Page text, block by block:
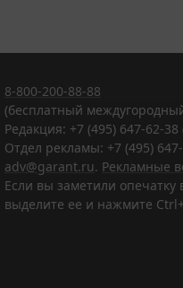
8-800-200-88-88
(бесплатный
Редакция: +7 (495) 647-62-38
Отдел рекламы: +7 (495)
adv@garant.ru. Рекламные
Если вы заметили опечатку
выделите ее и нажмите